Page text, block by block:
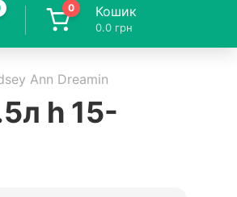
0 Кошик
0.0 грн
Ann Dreamin
h 15-